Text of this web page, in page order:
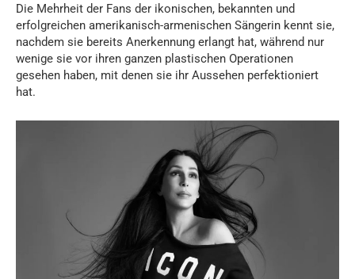
Die Mehrheit der Fans der ikonischen, bekannten und
erfolgreichen amerikanisch-armenischen Sängerin kennt sie,
nachdem sie bereits Anerkennung erlangt hat, während nur
wenige sie vor ihren ganzen plastischen Operationen
gesehen haben, mit denen sie ihr Aussehen perfektioniert
hat.